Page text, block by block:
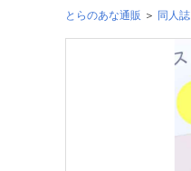
とらのあな通販 同人誌